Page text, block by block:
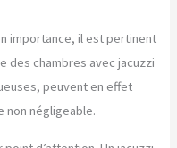
importance, il est pertinent
des chambres avec jacuzzi
peuvent en effet
non négligeable.